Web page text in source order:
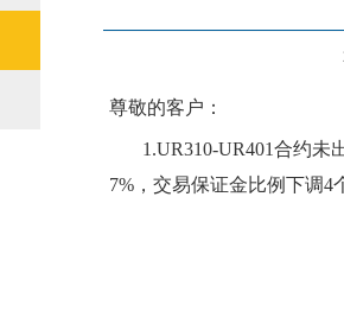
尊敬的客户：
1.UR310-UR401合约未
7%，交易保证金比例下调4